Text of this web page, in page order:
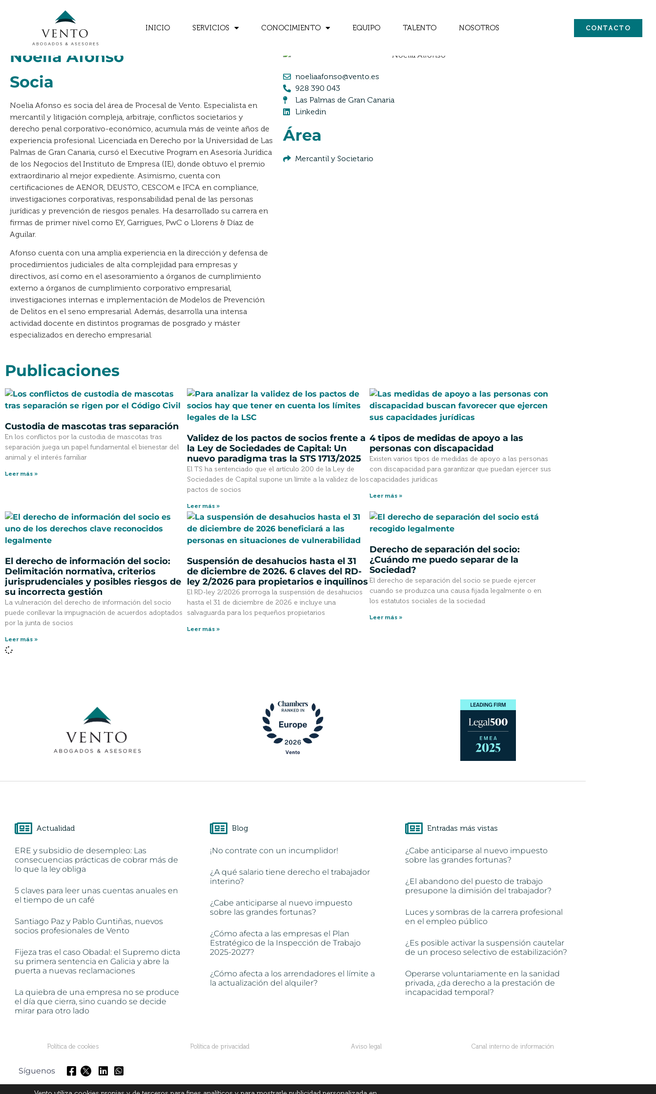
INICIO SERVICIOS CONOCIMIENTO EQUIPO TALENTO NOSOTROS CONTACTO
Noelia Afonso
Socia
Noelia Afonso es socia del área de Procesal de Vento. Especialista en
mercantil y litigación compleja, arbitraje, conflictos societarios y
derecho penal corporativo-económico, acumula más de veinte años de
experiencia profesional. Licenciada en Derecho por la Universidad de Las
Palmas de Gran Canaria, cursó el Executive Program en Asesoría Jurídica
de los Negocios del Instituto de Empresa (IE), donde obtuvo el premio
extraordinario al mejor expediente. Asimismo, cuenta con
certificaciones de AENOR, DEUSTO, CESCOM e IFCA en compliance,
investigaciones corporativas, responsabilidad penal de las personas
jurídicas y prevención de riesgos penales. Ha desarrollado su carrera en
firmas de primer nivel como EY, Garrigues, PwC o Llorens & Díaz de
Aguilar.
Afonso cuenta con una amplia experiencia en la dirección y defensa de
procedimientos judiciales de alta complejidad para empresas y
directivos, así como en el asesoramiento a órganos de cumplimiento
externo a órganos de cumplimiento corporativo empresarial,
investigaciones internas e implementación de Modelos de Prevención
de Delitos en el seno empresarial. Además, desarrolla una intensa
actividad docente en distintos programas de posgrado y máster
especializados en derecho empresarial.
noeliaafonso@vento.es
928 390 043
Las Palmas de Gran Canaria
Linkedin
Área
Mercantil y Societario
Publicaciones
Custodia de mascotas tras separación
En los conflictos por la custodia de mascotas tras
separación juega un papel fundamental el bienestar del
animal y el interés familiar
Leer más »
Validez de los pactos de socios frente a
la Ley de Sociedades de Capital: Un
nuevo paradigma tras la STS 1713/2025
El TS ha sentenciado que el artículo 200 de la Ley de
Sociedades de Capital supone un límite a la validez de los
pactos de socios
Leer más »
4 tipos de medidas de apoyo a las
personas con discapacidad
Existen varios tipos de medidas de apoyo a las personas
con discapacidad para garantizar que puedan ejercer sus
capacidades jurídicas
Leer más »
El derecho de información del socio:
Delimitación normativa, criterios
jurisprudenciales y posibles riesgos de
su incorrecta gestión
La vulneración del derecho de información del socio
puede conllevar la impugnación de acuerdos adoptados
por la junta de socios
Leer más »
Suspensión de desahucios hasta el 31
de diciembre de 2026. 6 claves del RD-
ley 2/2026 para propietarios e inquilinos
El RD-ley 2/2026 prorroga la suspensión de desahucios
hasta el 31 de diciembre de 2026 e incluye una
salvaguarda para los pequeños propietarios
Leer más »
Derecho de separación del socio:
¿Cuándo me puedo separar de la
Sociedad?
El derecho de separación del socio se puede ejercer
cuando se produzca una causa fijada legalmente o en
los estatutos sociales de la sociedad
Leer más »
Actualidad
ERE y subsidio de desempleo: Las
consecuencias prácticas de cobrar más de
lo que la ley obliga
5 claves para leer unas cuentas anuales en
el tiempo de un café
Santiago Paz y Pablo Guntiñas, nuevos
socios profesionales de Vento
Fijeza tras el caso Obadal: el Supremo dicta
su primera sentencia en Galicia y abre la
puerta a nuevas reclamaciones
La quiebra de una empresa no se produce
el día que cierra, sino cuando se decide
mirar para otro lado
Blog
¡No contrate con un incumplidor!
¿A qué salario tiene derecho el trabajador
interino?
¿Cabe anticiparse al nuevo impuesto
sobre las grandes fortunas?
¿Cómo afecta a las empresas el Plan
Estratégico de la Inspección de Trabajo
2025-2027?
¿Cómo afecta a los arrendadores el límite a
la actualización del alquiler?
Entradas más vistas
¿Cabe anticiparse al nuevo impuesto
sobre las grandes fortunas?
¿El abandono del puesto de trabajo
presupone la dimisión del trabajador?
Luces y sombras de la carrera profesional
en el empleo público
¿Es posible activar la suspensión cautelar
de un proceso selectivo de estabilización?
Operarse voluntariamente en la sanidad
privada, ¿da derecho a la prestación de
incapacidad temporal?
Política de cookies Política de privacidad Aviso legal Canal interno de información
Síguenos
© All Rights Reserved